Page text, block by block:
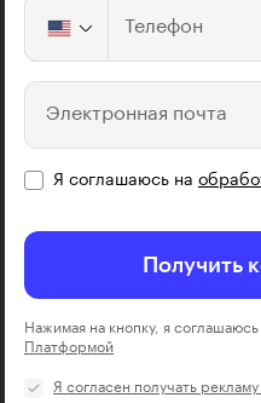
Телефон
Электронная почта
Я соглашаюсь на
Получить
Нажимая на кнопку, я соглашаюсь
Платформой
Я согласен получать рекламу